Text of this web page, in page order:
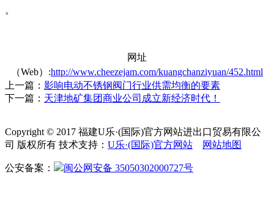
。
网址
（Web）:http://www.cheezejam.com/kuangchanziyuan/452.html
上一篇： 影响电动不锈钢阀门行业供需均衡的要素
下一篇： 天津地矿集团商业公司成立新经济时代！
Copyright © 2017 福建U乐·(国际)官方网站进出口贸易有限公
司 版权所有 技术支持： U乐·(国际)官方网站 网站地图
公安备案： 闽公网安备 35050302000727号